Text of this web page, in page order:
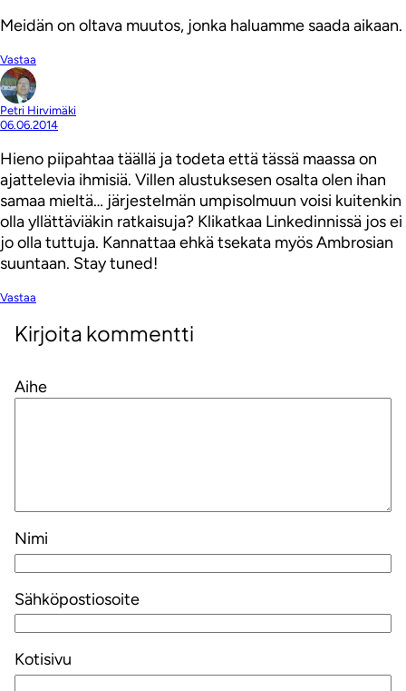
Meidän on oltava muutos, jonka haluamme saada aikaan.
Vastaa
Petri Hirvimäki
06.06.2014
Hieno piipahtaa täällä ja todeta että tässä maassa on
ajattelevia ihmisiä. Villen alustuksesen osalta olen ihan
samaa mieltä… järjestelmän umpisolmuun voisi kuitenkin
olla yllättäviäkin ratkaisuja? Klikatkaa Linkedinnissä jos ei
jo olla tuttuja. Kannattaa ehkä tsekata myös Ambrosian
suuntaan. Stay tuned!
Vastaa
Kirjoita kommentti
Aihe
Nimi
Sähköpostiosoite
Kotisivu